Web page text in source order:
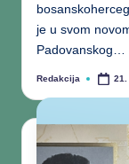
je u svom
Padovanskog…
Redakcija 21.